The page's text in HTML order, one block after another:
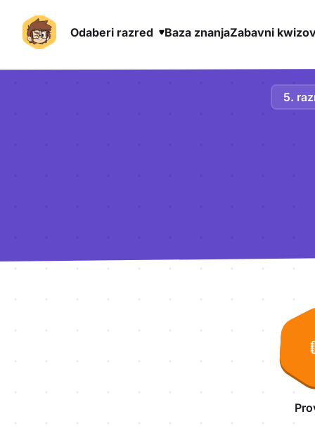
Odaberi razred Baza znanjaZabavni
5.